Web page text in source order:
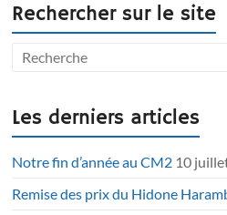
Rechercher sur le site
Les derniers articles
Notre fin d’année au CM2 10
Remise des prix du Hidone